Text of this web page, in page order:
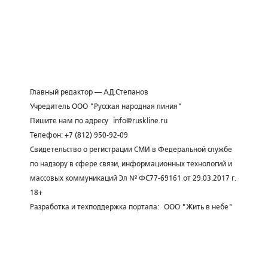
Главный редактор — А.Д.Степанов
Учредитель ООО "Русская народная линия"
Пишите нам по адресу
info@ruskline.ru
Телефон: +7 (812) 950-92-09
Свидетельство о регистрации СМИ в Федеральной службе
по надзору в сфере связи, информационных технологий и
массовых коммуникаций Эл № ФС77-69161 от 29.03.2017 г.
18+
Разработка и техподдержка портала: ООО "Жить в небе"